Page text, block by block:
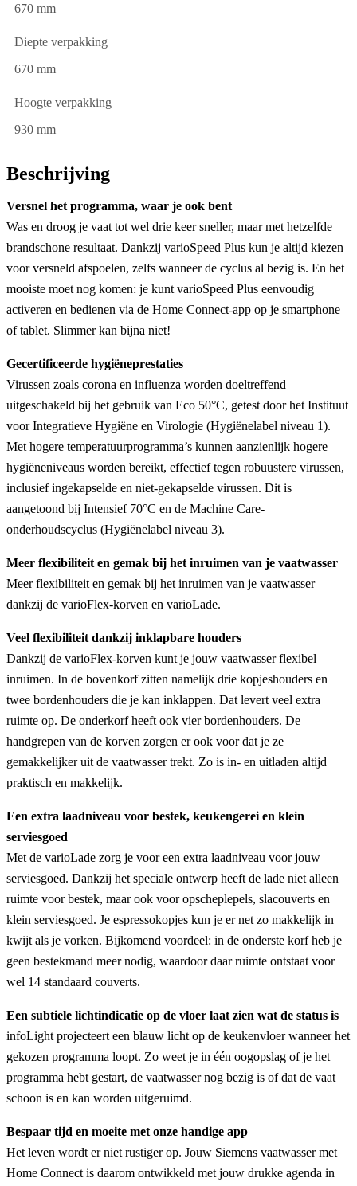
670 mm
Diepte verpakking
670 mm
Hoogte verpakking
930 mm
Beschrijving
Versnel het programma, waar je ook bent
Was en droog je vaat tot wel drie keer sneller, maar met hetzelfde
brandschone resultaat. Dankzij varioSpeed Plus kun je altijd kiezen
voor versneld afspoelen, zelfs wanneer de cyclus al bezig is. En het
mooiste moet nog komen: je kunt varioSpeed Plus eenvoudig
activeren en bedienen via de Home Connect-app op je smartphone
of tablet. Slimmer kan bijna niet!
Gecertificeerde hygiëneprestaties
Virussen zoals corona en influenza worden doeltreffend
uitgeschakeld bij het gebruik van Eco 50°C, getest door het Instituut
voor Integratieve Hygiëne en Virologie (Hygiënelabel niveau 1).
Met hogere temperatuurprogramma’s kunnen aanzienlijk hogere
hygiëneniveaus worden bereikt, effectief tegen robuustere virussen,
inclusief ingekapselde en niet-gekapselde virussen. Dit is
aangetoond bij Intensief 70°C en de Machine Care-
onderhoudscyclus (Hygiënelabel niveau 3).
Meer flexibiliteit en gemak bij het inruimen van je vaatwasser
Meer flexibiliteit en gemak bij het inruimen van je vaatwasser
dankzij de varioFlex-korven en varioLade.
Veel flexibiliteit dankzij inklapbare houders
Dankzij de varioFlex-korven kunt je jouw vaatwasser flexibel
inruimen. In de bovenkorf zitten namelijk drie kopjeshouders en
twee bordenhouders die je kan inklappen. Dat levert veel extra
ruimte op. De onderkorf heeft ook vier bordenhouders. De
handgrepen van de korven zorgen er ook voor dat je ze
gemakkelijker uit de vaatwasser trekt. Zo is in- en uitladen altijd
praktisch en makkelijk.
Een extra laadniveau voor bestek, keukengerei en klein
serviesgoed
Met de varioLade zorg je voor een extra laadniveau voor jouw
serviesgoed. Dankzij het speciale ontwerp heeft de lade niet alleen
ruimte voor bestek, maar ook voor opscheplepels, slacouverts en
klein serviesgoed. Je espressokopjes kun je er net zo makkelijk in
kwijt als je vorken. Bijkomend voordeel: in de onderste korf heb je
geen bestekmand meer nodig, waardoor daar ruimte ontstaat voor
wel 14 standaard couverts.
Een subtiele lichtindicatie op de vloer laat zien wat de status is
infoLight projecteert een blauw licht op de keukenvloer wanneer het
gekozen programma loopt. Zo weet je in één oogopslag of je het
programma hebt gestart, de vaatwasser nog bezig is of dat de vaat
schoon is en kan worden uitgeruimd.
Bespaar tijd en moeite met onze handige app
Het leven wordt er niet rustiger op. Jouw Siemens vaatwasser met
Home Connect is daarom ontwikkeld met jouw drukke agenda in